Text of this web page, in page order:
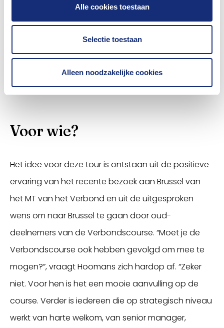
Alle cookies toestaan
Selectie toestaan
Alleen noodzakelijke cookies
meest relevante wetten zijn voor Nederlandse
verzekeraars. En vertelt hoe het Verbond bijdraagt
aan de belangenbehartiging van jouw bedrijf.
Voor wie?
Het idee voor deze tour is ontstaan uit de positieve
ervaring van het recente bezoek aan Brussel van
het MT van het Verbond en uit de uitgesproken
wens om naar Brussel te gaan door oud-
deelnemers van de Verbondscourse. “Moet je de
Verbondscourse ook hebben gevolgd om mee te
mogen?”, vraagt Hoomans zich hardop af. “Zeker
niet. Voor hen is het een mooie aanvulling op de
course. Verder is iedereen die op strategisch niveau
werkt van harte welkom, van senior manager,